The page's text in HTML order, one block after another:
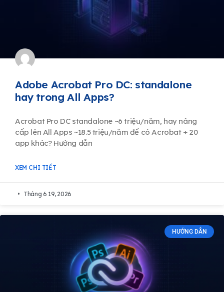
Adobe Acrobat Pro DC: standalone
hay trong All Apps?
Acrobat Pro DC standalone ~6 triệu/năm, hay nâng
cấp lên All Apps ~18.5 triệu/năm để có Acrobat + 20
app khác? Hướng dẫn
XEM CHI TIẾT
Tháng 6 19, 2026
HƯỚNG DẪN